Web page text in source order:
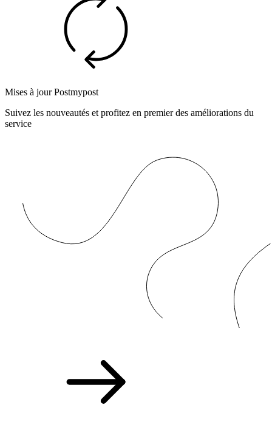
Mises à jour Postmypost
Suivez les nouveautés et profitez en premier des améliorations du
service